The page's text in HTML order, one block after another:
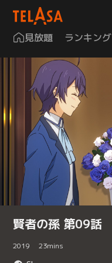
見放題 ランキング
賢者の孫 第09話
2019 23mins